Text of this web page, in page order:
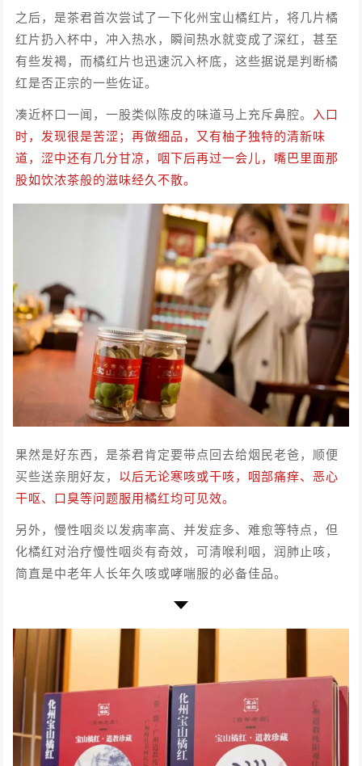
之后，是茶君首次尝试了一下化州宝山橘红片，将几片橘
红片扔入杯中，冲入热水，瞬间热水就变成了深红，甚至
有些发褐，而橘红片也迅速沉入杯底，这些据说是判断橘
红是否正宗的一些佐证。
凑近杯口一闻，一股类似陈皮的味道马上充斥鼻腔。
入口
时，发现很是苦涩；再做细品，又有柚子独特的清新味
道，涩中还有几分甘凉，咽下后再过一会儿，嘴巴里面那
股如饮浓茶般的滋味经久不散。
果然是好东西，是茶君肯定要带点回去给烟民老爸，顺便
买些送亲朋好友， 以后无论寒咳或干咳，咽部痛痒、恶心
干呕、口臭等问题服用橘红均可见效。
另外，慢性咽炎以发病率高、并发症多、难愈等特点，但
化橘红对治疗慢性咽炎有奇效，可清喉利咽，润肺止咳，
简直是中老年人长年久咳或哮喘服的必备佳品。